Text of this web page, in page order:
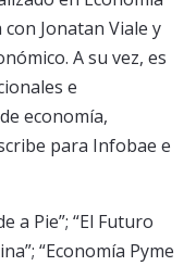
con Jonatan Viale y
A su vez, es
e
economía,
para Infobae e
a Pie”; “El Futuro
“Economía Pyme